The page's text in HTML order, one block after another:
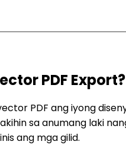
PDF Export?
PDF ang iyong
sa anumang laki
ang mga gilid.